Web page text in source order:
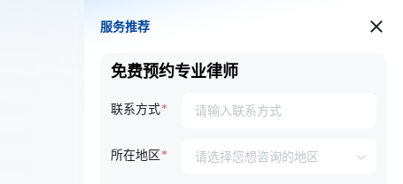
服务推荐
服务推荐
免费预约专业律师
联系方式
所在地区